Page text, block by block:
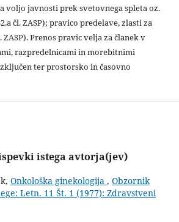
voljo javnosti prek svetovnega spleta oz.
čl. ZASP); pravico predelave, zlasti za
ZASP). Prenos pravic velja za članek v
razpredelnicami in morebitnimi
ter prostorsko in časovno
istega avtorja(jev)
Onkološka ginekologija , Obzornik
Letn. 11 Št. 1 (1977): Zdravstveni